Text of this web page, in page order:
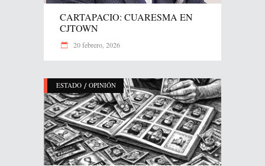
CARTAPACIO: CUARESMA EN
CJTOWN
20 febrero, 2026
ESTADO / OPINIÓN